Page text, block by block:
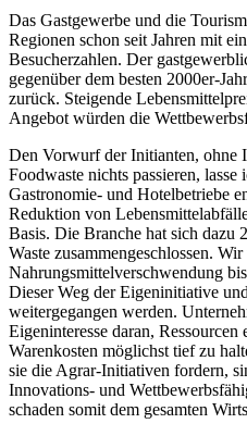
Das Gastgewerbe und die
Regionen schon seit Jahren mit
Besucherzahlen. Der
gegenüber dem besten 2000er-
zurück. Steigende
Angebot würden die
Den Vorwurf der Initianten, ohne
Foodwaste nichts passieren,
Gastronomie- und Hotelbetriebe
Reduktion von
Basis. Die Branche hat sich dazu
Waste zusammengeschlossen.
Nahrungsmittelverschwendung
Dieser Weg der Eigeninitiative
weitergegangen werden.
Eigeninteresse daran,
Warenkosten möglichst tief zu
sie die Agrar-Initiativen fordern,
Innovations- und
schaden somit dem gesamten